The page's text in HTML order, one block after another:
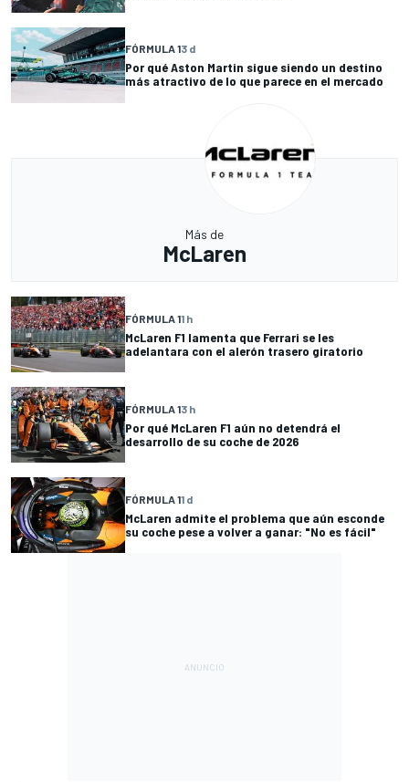
FÓRMULA 13 d
Por qué Aston Martin sigue siendo un destino
más atractivo de lo que parece en el mercado
Más de
McLaren
FÓRMULA 11 h
McLaren F1 lamenta que Ferrari se les
adelantara con el alerón trasero giratorio
FÓRMULA 13 h
Por qué McLaren F1 aún no detendrá el
desarrollo de su coche de 2026
FÓRMULA 11 d
McLaren admite el problema que aún esconde
su coche pese a volver a ganar: "No es fácil"